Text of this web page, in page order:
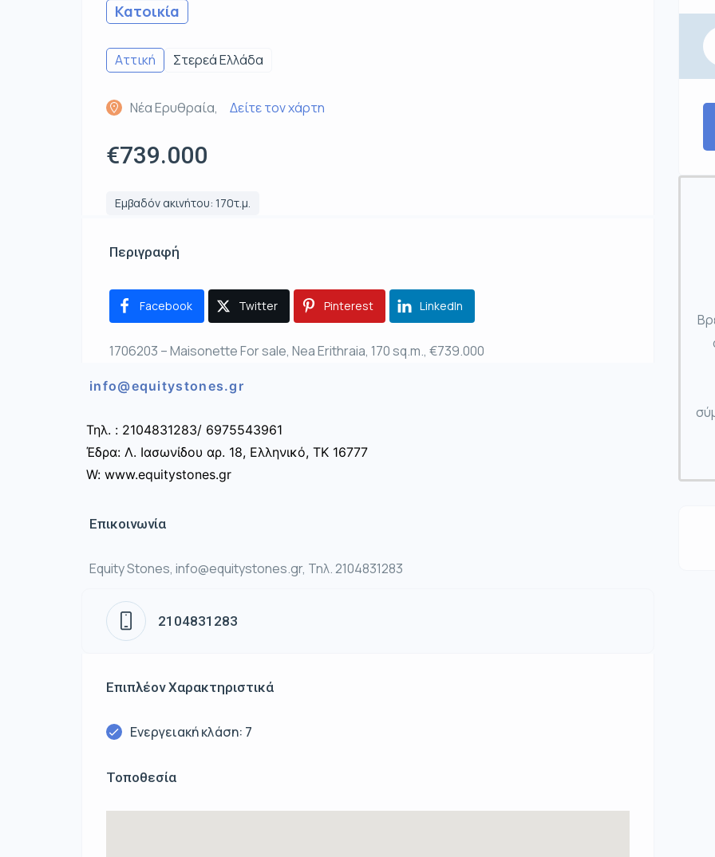
Κατοικία
Αττική Στερεά Ελλάδα
Νέα Ερυθραία, Δείτε τον χάρτη
€739.000
Εμβαδόν ακινήτου: 170τ.μ.
Περιγραφή
Facebook Twitter Pinterest LinkedIn
1706203 – Maisonette For sale, Nea Erithraia, 170 sq.m., €739.000
info@equitystones.gr
Τηλ. : 2104831283/ 6975543961
Έδρα: Λ. Ιασωνίδου αρ. 18, Ελληνικό, ΤΚ 16777
W: www.equitystones.gr
Επικοινωνία
Equity Stones, info@equitystones.gr, Τηλ. 2104831283
2104831283
Επιπλέον Χαρακτηριστικά
Ενεργειακή κλάση: 7
Τοποθεσία